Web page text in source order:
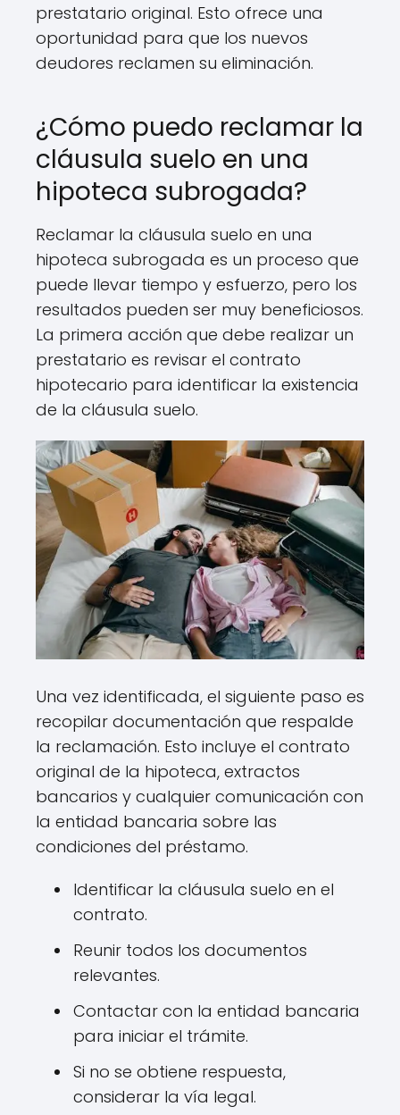
prestatario original. Esto ofrece una
oportunidad para que los nuevos
deudores reclamen su eliminación.
¿Cómo puedo reclamar la
cláusula suelo en una
hipoteca subrogada?
Reclamar la cláusula suelo en una
hipoteca subrogada es un proceso que
puede llevar tiempo y esfuerzo, pero los
resultados pueden ser muy beneficiosos.
La primera acción que debe realizar un
prestatario es revisar el contrato
hipotecario para identificar la existencia
de la cláusula suelo.
Una vez identificada, el siguiente paso es
recopilar documentación que respalde
la reclamación. Esto incluye el contrato
original de la hipoteca, extractos
bancarios y cualquier comunicación con
la entidad bancaria sobre las
condiciones del préstamo.
Identificar la cláusula suelo en el
contrato.
Reunir todos los documentos
relevantes.
Contactar con la entidad bancaria
para iniciar el trámite.
Si no se obtiene respuesta,
considerar la vía legal.